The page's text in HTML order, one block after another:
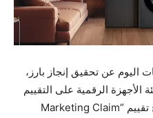
اليوم عن تحقيق إنجاز بارز،
الرقمية على التقييم
الماسي “Diamond” وفقاً لبرنامج تقييم “Marketing Claim